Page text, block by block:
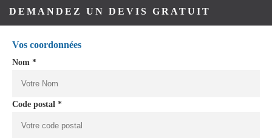
DEMANDEZ UN DEVIS GRATUIT
Vos coordonnées
Nom *
Code postal *